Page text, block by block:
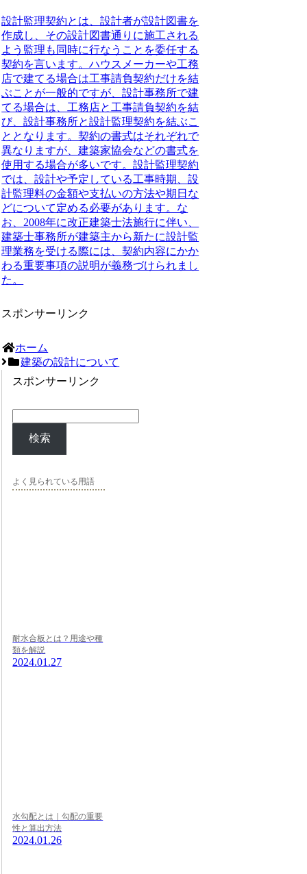
設計監理契約とは、設計者が設計図書を
作成し、その設計図書通りに施工される
よう監理も同時に行なうことを委任する
契約を言います。ハウスメーカーや工務
店で建てる場合は工事請負契約だけを結
ぶことが一般的ですが、設計事務所で建
てる場合は、工務店と工事請負契約を結
び、設計事務所と設計監理契約を結ぶこ
ととなります。契約の書式はそれぞれで
異なりますが、建築家協会などの書式を
使用する場合が多いです。設計監理契約
では、設計や予定している工事時期、設
計監理料の金額や支払いの方法や期日な
どについて定める必要があります。な
お、2008年に改正建築士法施行に伴い、
建築士事務所が建築主から新たに設計監
理業務を受ける際には、契約内容にかか
わる重要事項の説明が義務づけられまし
た。
スポンサーリンク
ホーム
建築の設計について
スポンサーリンク
検索
よく見られている用語
耐水合板とは？用途や種
類を解説
2024.01.27
水勾配とは｜勾配の重要
性と算出方法
2024.01.26